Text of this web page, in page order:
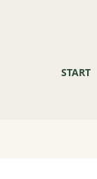
START